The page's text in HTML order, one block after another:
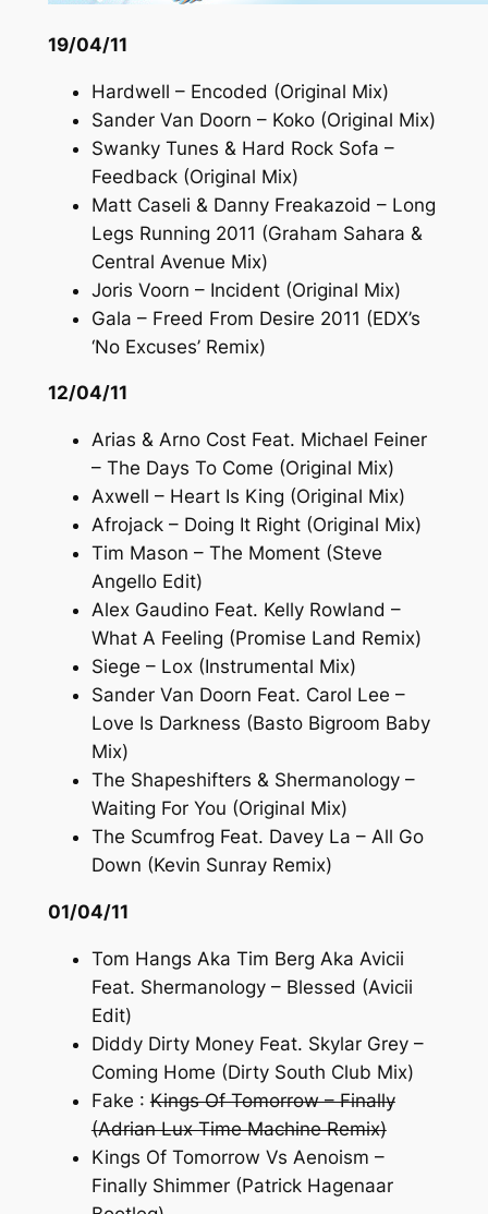
19/04/11
Hardwell – Encoded (Original Mix)
Sander Van Doorn – Koko (Original Mix)
Swanky Tunes & Hard Rock Sofa –
Feedback (Original Mix)
Matt Caseli & Danny Freakazoid – Long
Legs Running 2011 (Graham Sahara &
Central Avenue Mix)
Joris Voorn – Incident (Original Mix)
Gala – Freed From Desire 2011 (EDX’s
‘No Excuses’ Remix)
12/04/11
Arias & Arno Cost Feat. Michael Feiner
– The Days To Come (Original Mix)
Axwell – Heart Is King (Original Mix)
Afrojack – Doing It Right (Original Mix)
Tim Mason – The Moment (Steve
Angello Edit)
Alex Gaudino Feat. Kelly Rowland –
What A Feeling (Promise Land Remix)
Siege – Lox (Instrumental Mix)
Sander Van Doorn Feat. Carol Lee –
Love Is Darkness (Basto Bigroom Baby
Mix)
The Shapeshifters & Shermanology –
Waiting For You (Original Mix)
The Scumfrog Feat. Davey La – All Go
Down (Kevin Sunray Remix)
01/04/11
Tom Hangs Aka Tim Berg Aka Avicii
Feat. Shermanology – Blessed (Avicii
Edit)
Diddy Dirty Money Feat. Skylar Grey –
Coming Home (Dirty South Club Mix)
Fake :Kings Of Tomorrow – Finally
(Adrian Lux Time Machine Remix)
Kings Of Tomorrow Vs Aenoism –
Finally Shimmer (Patrick Hagenaar